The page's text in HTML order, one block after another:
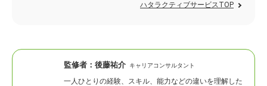
ハタラクティブサービスTOP
監修者： 後藤祐介 キャリアコンサルタント
一人ひとりの経験、スキル、能力などの違いを理解した